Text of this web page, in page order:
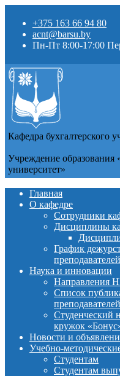
+375 163 66 94 80
acnt@barsu.by
Пн-Пт 8:00-17:00
Кафедра бухгалтерского
Учреждение образования
университет»
Главная
О кафедре
Сотрудники
Дисциплины
График
Наука и инновации
Направления
Список
Студенческий
кружок
Новости и
Учебно-
Студентам
Студентам